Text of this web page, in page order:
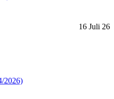
16 Juli 26